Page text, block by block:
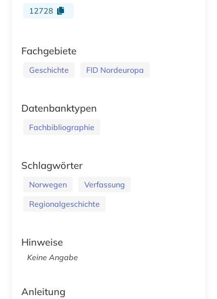
12728
Fachgebiete
Geschichte FID Nordeuropa
Datenbanktypen
Fachbibliographie
Schlagwörter
Norwegen
Verfassung
Regionalgeschichte
Hinweise
Keine Angabe
Anleitung